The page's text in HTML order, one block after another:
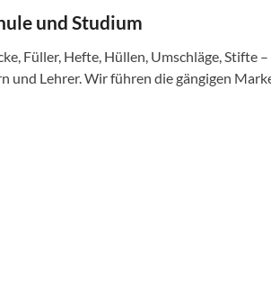
und Studium
Füller, Hefte, Hüllen, Umschläge, Stifte
und Lehrer. Wir führen die gängigen